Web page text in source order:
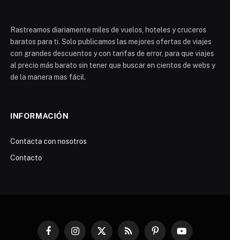
Rastreamos diariamente miles de vuelos, hoteles y cruceros
baratos para ti. Solo publicamos las mejores ofertas de viajes
con grandes descuentos y con tarifas de error, para que viajes
al precio más barato sin tener que buscar en cientos de webs y
de la manera mas fácil.
INFORMACIÓN
Contacta con nosotros
Contacto
FacebookInstagram
X
RSS PinterestYouTube